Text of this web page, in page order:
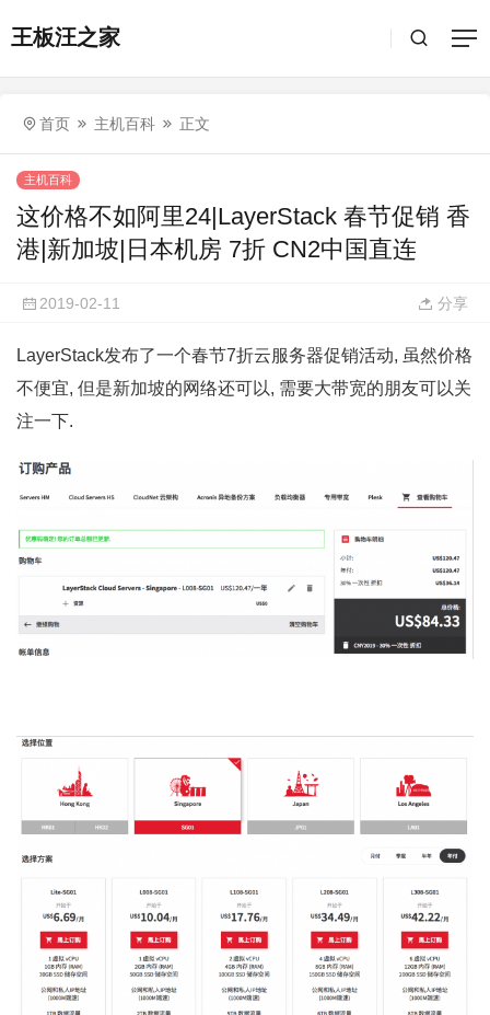
王板汪之家
首页 主机百科 正文
主机百科
这价格不如阿里24|LayerStack 春节促销 香
港|新加坡|日本机房 7折 CN2中国直连
2019-02-11 分享
LayerStack发布了一个春节7折云服务器促销活动, 虽然价格
不便宜, 但是新加坡的网络还可以, 需要大带宽的朋友可以关
注一下.